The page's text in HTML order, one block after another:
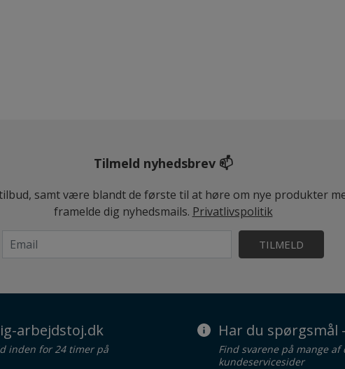
Tilmeld nyhedsbrev 📫
samt være blandt de første til at høre om nye produkter
framelde dig nyhedsmails. Privatlivspolitik
TILMELD
arbejdstoj.dk
inden for 24 timer på
Har du spørgsmål
Find svarene på mange
kundeservicesider